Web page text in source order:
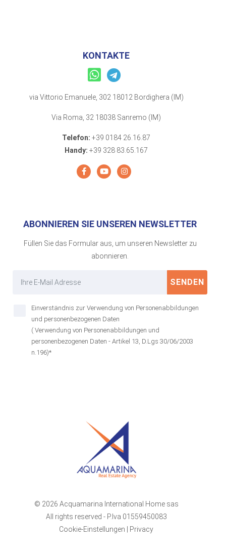
© 2026 Acquamarina International Home sas
All rights reserved - P.Iva 01559450083
Cookie-Einstellungen
Privacy
KONTAKTE
via Vittorio Emanuele, 302 18012 Bordighera (IM)
Via Roma, 32 18038 Sanremo (IM)
Telefon: +39 0184 26.16.87
Handy: +39 328 83.65.167
ABONNIEREN SIE UNSEREN NEWSLETTER
Füllen Sie das Formular aus, um unseren Newsletter zu
abonnieren.
SENDEN
Einverständnis zur Verwendung von Personenabbildungen
und personenbezogenen Daten
( Verwendung von Personenabbildungen und
personenbezogenen Daten - Artikel 13, D.Lgs 30/06/2003
n.196)*